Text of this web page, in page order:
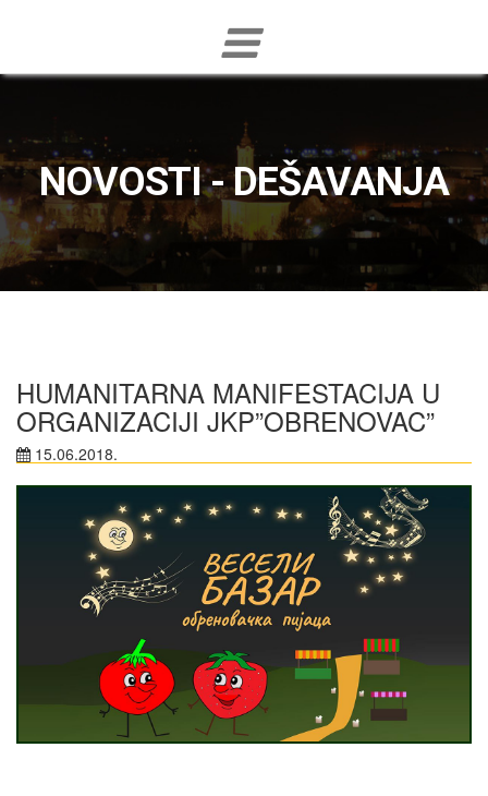
NOVOSTI - DEŠAVANJA
HUMANITARNA MANIFESTACIJA U
ORGANIZACIJI JKP”OBRENOVAC”
15.06.2018.